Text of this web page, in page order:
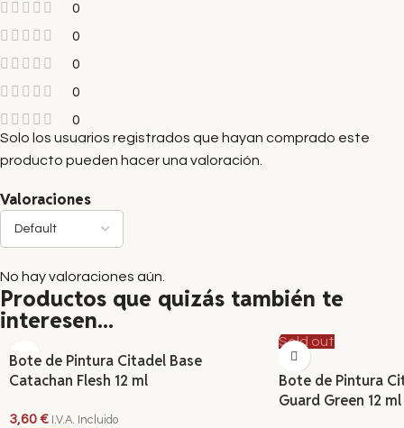
0
0
0
0
0
Valoraciones
No hay valoraciones aún.
Solo los usuarios registrados que hayan comprado este
producto pueden hacer una valoración.
Productos que quizás también te
interesen...
Bote de Pintura Citadel Base
Catachan Flesh 12 ml
3,60€ I.V.A. Incluido
Sold out
Bote de Pintura
Guard Green 12 ml